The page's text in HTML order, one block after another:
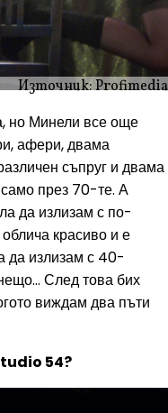
Източник: Profimedia
но Минели все още
афери, двама
съпруг и двама
през 70-те. А
да излизам с по-
красиво и е
да излизам с 40-
След това бих
виждам два пъти
54?